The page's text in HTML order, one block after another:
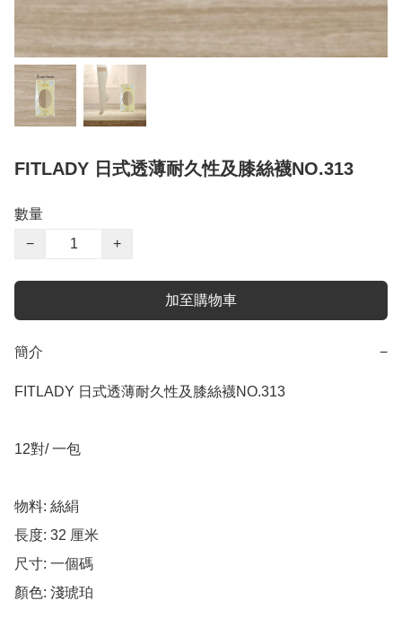
FITLADY 日式透薄耐久性及膝絲襪NO.313
數量
−
+
加至購物車
簡介 −
FITLADY 日式透薄耐久性及膝絲襪NO.313
12對/ 一包
物料: 絲絹
長度: 32 厘米
尺寸: 一個碼
顏色: 淺琥珀